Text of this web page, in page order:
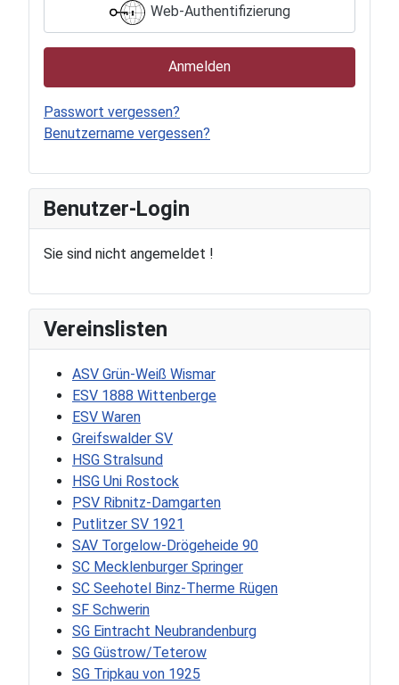
Web-Authentifizierung
Anmelden
Passwort vergessen?
Benutzername vergessen?
Benutzer-Login
Sie sind nicht angemeldet !
Vereinslisten
ASV Grün-Weiß Wismar
ESV 1888 Wittenberge
ESV Waren
Greifswalder SV
HSG Stralsund
HSG Uni Rostock
PSV Ribnitz-Damgarten
Putlitzer SV 1921
SAV Torgelow-Drögeheide 90
SC Mecklenburger Springer
SC Seehotel Binz-Therme Rügen
SF Schwerin
SG Eintracht Neubrandenburg
SG Güstrow/Teterow
SG Tripkau von 1925